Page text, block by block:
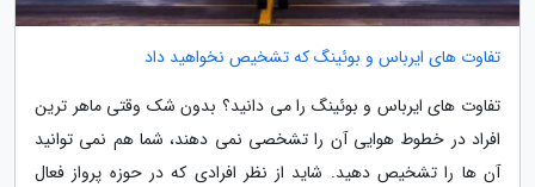
تفاوت های ایرباس و بوئینگ که تشخیص نخواهید داد
تفاوت های ایرباس و بوئینگ را می دانید؟ بدون شک وقتی ماهر ترین
افراد در خطوط هوایی آن را تشخصی نمی دهند، شما هم نمی توانید
آن ها را تشخیص دهید. شاید از نظر افرادی که در حوزه پرواز فعال